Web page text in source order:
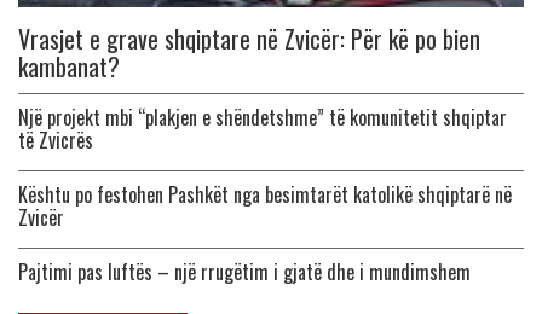
Vrasjet e grave shqiptare në Zvicër: Për kë po bien
kambanat?
Një projekt mbi “plakjen e shëndetshme” të komunitetit shqiptar
të Zvicrës
Kështu po festohen Pashkët nga besimtarët katolikë shqiptarë në
Zvicër
Pajtimi pas luftës – një rrugëtim i gjatë dhe i mundimshem